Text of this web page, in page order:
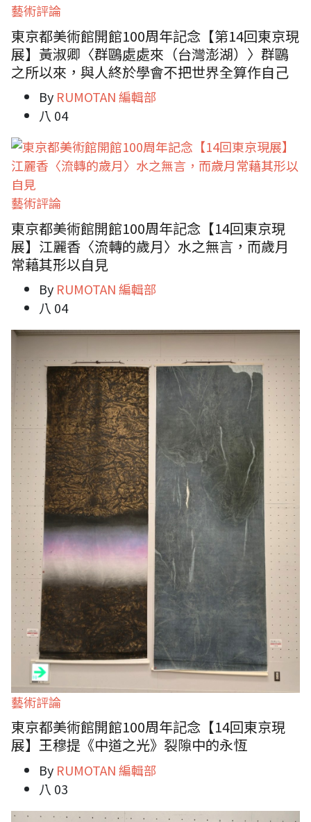
藝術評論
東京都美術館開館100周年記念【第14回東京現
展】黃淑卿〈群鷗處處來（台灣澎湖）〉群鷗
之所以來，與人終於學會不把世界全算作自己
By RUMOTAN 編輯部
八 04
藝術評論
東京都美術館開館100周年記念【14回東京現
展】江麗香〈流轉的歲月〉水之無言，而歲月
常藉其形以自見
By RUMOTAN 編輯部
八 04
藝術評論
東京都美術館開館100周年記念【14回東京現
展】王穆提《中道之光》裂隙中的永恆
By RUMOTAN 編輯部
八 03